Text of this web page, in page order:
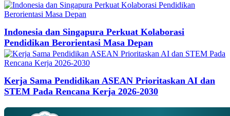
Indonesia dan Singapura Perkuat Kolaborasi
Pendidikan Berorientasi Masa Depan
Kerja Sama Pendidikan ASEAN Prioritaskan AI dan
STEM Pada Rencana Kerja 2026-2030